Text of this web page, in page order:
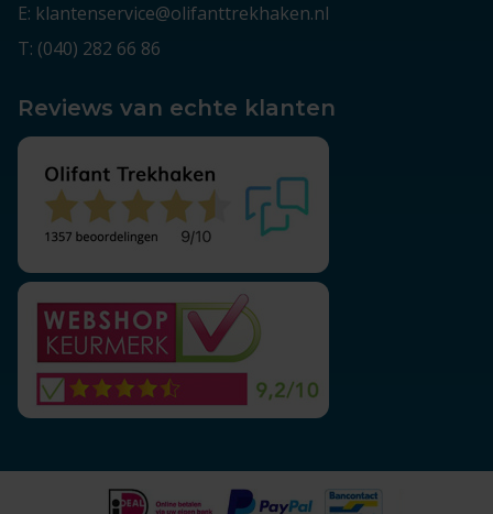
E: klantenservice@olifanttrekhaken.nl
T: (040) 282 66 86
Reviews van echte klanten